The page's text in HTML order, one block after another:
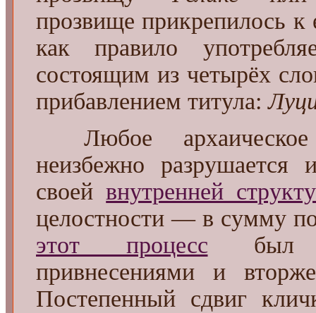
прозвище прикрепилось
как правило
состоящим из четырёх
прибавлением титула:
Любое архаическое
неизбежно разрушается
своейвнутренней
целостности — в сумму
этот процесс был
привнесениями и
Постепенный сдвиг